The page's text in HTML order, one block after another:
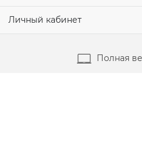
Личный кабинет
Полная